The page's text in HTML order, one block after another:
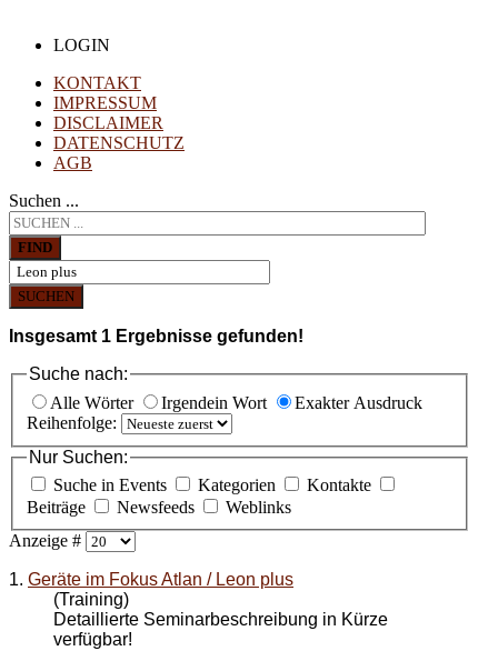
LOGIN
KONTAKT
IMPRESSUM
DISCLAIMER
DATENSCHUTZ
AGB
Suchen ...
FIND
SUCHEN
Insgesamt 1 Ergebnisse gefunden!
Suche nach:
Alle Wörter
Irgendein Wort
Exakter Ausdruck
Reihenfolge:
Nur Suchen:
Suche in Events
Kategorien
Kontakte
Beiträge
Newsfeeds
Weblinks
Anzeige #
1. Geräte im Fokus Atlan / Leon plus
(Training)
Detaillierte Seminarbeschreibung in Kürze
verfügbar!